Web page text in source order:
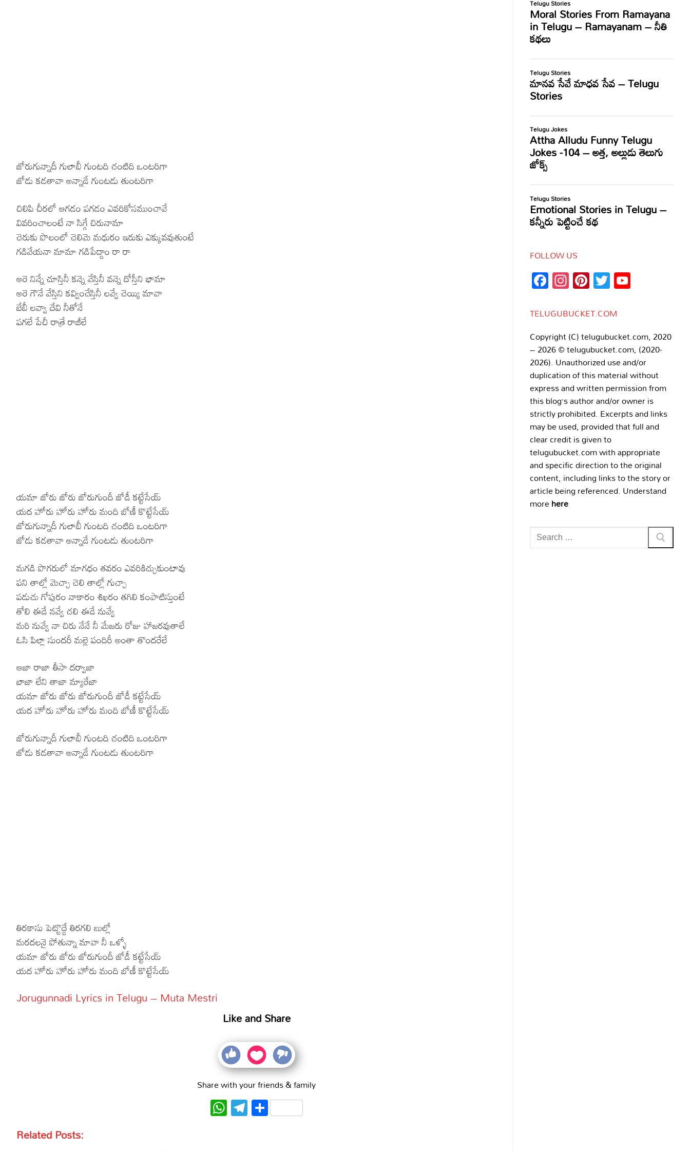
జోరుగున్నాదీ గులాబీ గుంటది చంటిది ఒంటరిగా
జోడు కడతావా అన్నాడే గుంటడు తుంటరిగా
చిలిపి చీరలో ఆగడం పగడం ఎవరికోసముంచావే
వివరించాలంటే నా సిగ్గే చిరునామా
చెరుకు పొలంలో చెలిమె మధురం ఇరుకు ఎక్కువవుతుంటే
గడివేయనా మామా గడిపేద్దాం రా రా
అరె నిన్నే చూస్తినీ కన్నె వేస్తినీ వన్నె దోస్తీని భామా
అరె గౌనే వేస్తిని కవ్వించేస్తినీ లవ్వే చెయ్యి మావా
బేబీ లవ్వా దేవి నీతోనే
పగలే పేచీ రాత్రే రాజీలే
యమా జోరు జోరు జోరుగుందీ జోడీ కట్టేసేయ్
యద హోరు హోరు హోరు మంది బోణీ కొట్టేసేయ్
జోరుగున్నాదీ గులాబీ గుంటది చంటిది ఒంటరిగా
జోడు కడతావా అన్నాడే గుంటడు తుంటరిగా
మగడి పొగరులో మాగధం తవరం ఎవరికిచ్చుకుంటావు
పని తాల్లో మెచ్చా చెలి తాల్లో గుచ్చా
పడుచు గోపురం నాకారం శిఖరం తగిలి కంపాటిస్తుంటే
తోలి ఈడే నవ్వే చలి ఈడే నువ్వే
మరి నువ్వే నా చిరు నేనే నీ మేజరు రోజు హాజరవుతాలే
ఓసి పిల్లా సుందరీ మల్లె పందిరీ అంతా తొందరేలే
ఆజా రాజా తీసా దర్వాజా
బాజా లేని తాజా మ్యారేజా
యమా జోరు జోరు జోరుగుందీ జోడీ కట్టేసేయ్
యద హోరు హోరు హోరు మంది బోణీ కొట్టేసేయ్
జోరుగున్నాదీ గులాబీ గుంటది చంటిది ఒంటరిగా
జోడు కడతావా అన్నాడే గుంటడు తుంటరిగా
తిరకాసు పెట్టొద్దే తిరగలి బుల్లో
మరదలనై పోతున్నా మావా నీ ఒళ్ళో
యమా జోరు జోరు జోరుగుందీ జోడీ కట్టేసేయ్
యద హోరు హోరు హోరు మంది బోణీ కొట్టేసేయ్
Jorugunnadi Lyrics in Telugu – Muta Mestri
Like and Share
Share with your friends & family
WhatsApp
Telegram
Share
Related Posts:
FOLLOW US
Facebook
Instagram
Pinterest
Twitter
TELUGUBUCKET.COM
Copyright (C) telugubucket.com, 2020
– 2026 © telugubucket.com, (2020-
2026). Unauthorized use and/or
duplication of this material without
express and written permission from
this blog’s author and/or owner is
strictly prohibited. Excerpts and links
may be used, provided that full and
clear credit is given to
telugubucket.com with appropriate
and specific direction to the original
content, including links to the story or
article being referenced. Understand
morehere
Search
for: